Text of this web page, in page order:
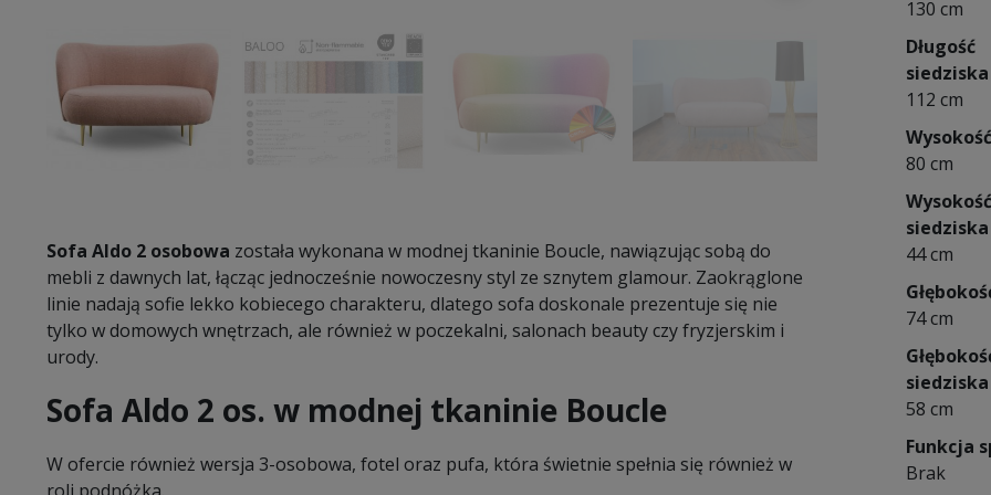
Sofa Aldo 2 osobowa została wykonana w modnej tkaninie Boucle, nawiązując sobą do
mebli z dawnych lat, łącząc jednocześnie nowoczesny styl ze sznytem glamour. Zaokrąglone
linie nadają sofie lekko kobiecego charakteru, dlatego sofa doskonale prezentuje się nie
tylko w domowych wnętrzach, ale również w poczekalni, salonach beauty czy fryzjerskim i
urody.
Sofa Aldo 2 os. w modnej tkaninie Boucle
W ofercie również wersja 3-osobowa, fotel oraz pufa, która świetnie spełnia się również w
130 cm
Długość
siedziska
112 cm
Wysokość
80 cm
Wysokość
siedziska
44 cm
74 cm
siedziska
58 cm
Funkcja
Brak